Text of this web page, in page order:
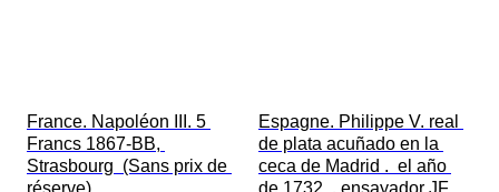
France. Napoléon III. 5
Francs 1867-BB,
Strasbourg  (Sans prix de
Espagne. Philippe V. real
de plata acuñado en la
ceca de Madrid .  el año